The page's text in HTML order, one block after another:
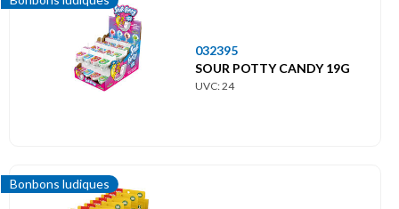
032395
SOUR POTTY CANDY 19G
UVC: 24
Bonbons ludiques